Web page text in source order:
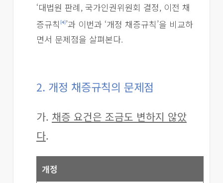
‘대법원 판례, 국가인권위원회 결정, 이전 채
증규칙 [4]’과 이번과 ‘개정 채증규칙’을 비교하
면서 문제점을 살펴본다.
2. 개정 채증규칙의 문제점
가. 채증 요건은 조금도 변하지 않았
다.
개정